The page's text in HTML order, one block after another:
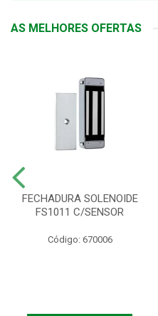
AS MELHORES OFERTAS
FECHADURA SOLENOIDE
FS1011 C/SENSOR
Código: 670006